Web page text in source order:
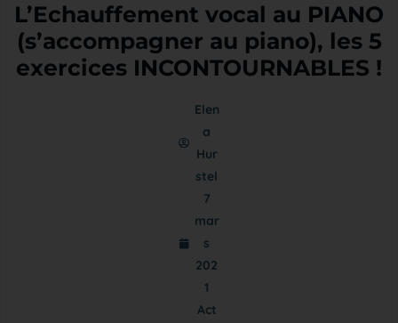
L’Echauffement vocal au PIANO
(s’accompagner au piano), les 5
exercices INCONTOURNABLES !
Elen
a
Hur
stel
7
mar
s
202
1
Act